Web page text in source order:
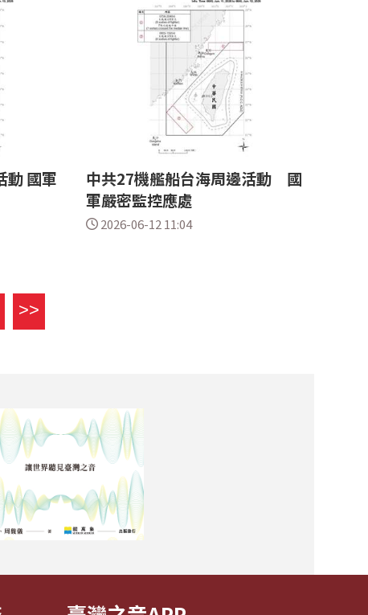
動 國軍
中共27機艦船台海周邊活動 國
軍嚴密監控應處
2026-06-12 11:04
>>